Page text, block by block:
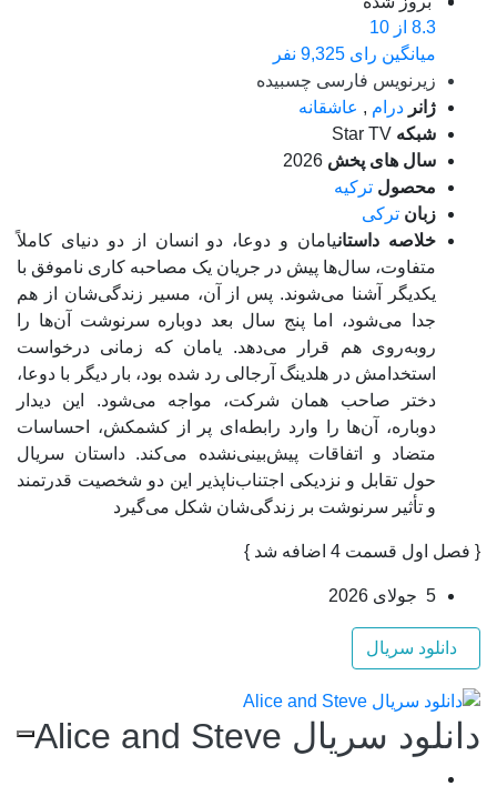
8.3 از 10
میانگین رای 9,325 نفر
زیرنویس فارسی چسبیده
ژانر درام , عاشقانه
شبکه Star TV
سال های پخش 2026
محصول ترکیه
زبان ترکی
خلاصه داستانیامان و دوعا، دو انسان از دو دنیای کاملاً
متفاوت، سال‌ها پیش در جریان یک مصاحبه کاری ناموفق با
یکدیگر آشنا می‌شوند. پس از آن، مسیر زندگی‌شان از هم
جدا می‌شود، اما پنج سال بعد دوباره سرنوشت آن‌ها را
روبه‌روی هم قرار می‌دهد. یامان که زمانی درخواست
استخدامش در هلدینگ آرجالی رد شده بود، بار دیگر با دوعا،
دختر صاحب همان شرکت، مواجه می‌شود. این دیدار
دوباره، آن‌ها را وارد رابطه‌ای پر از کشمکش، احساسات
متضاد و اتفاقات پیش‌بینی‌نشده می‌کند. داستان سریال
حول تقابل و نزدیکی اجتناب‌ناپذیر این دو شخصیت قدرتمند
و تأثیر سرنوشت بر زندگی‌شان شکل می‌گیرد
{ فصل اول قسمت 4 اضافه شد }
5 جولای 2026
دانلود سریال
دانلود سریال Alice and Steve